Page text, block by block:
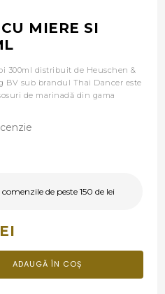
MIERE SI
300ml distribuit de Heuschen &
BV sub brandul Thai Dancer este
de marinadă din gama
de peste 150 de lei
ADAUGĂ ÎN COȘ